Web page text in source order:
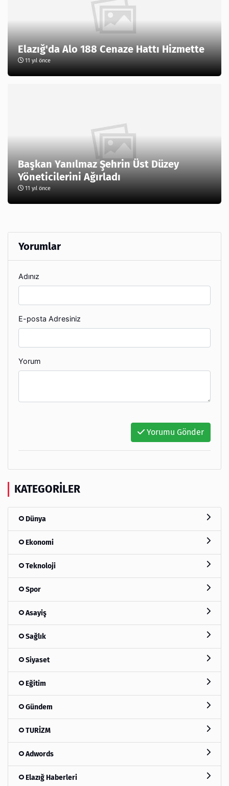
Elazığ'da Alo 188 Cenaze Hattı Hizmette
11 yıl önce
Başkan Yanılmaz Şehrin Üst Düzey
Yöneticilerini Ağırladı
11 yıl önce
Yorumlar
Adınız
E-posta Adresiniz
Yorum
Yorumu Gönder
KATEGORILER
Dünya
Ekonomi
Teknoloji
Spor
Asayiş
Sağlık
Siyaset
Eğitim
Gündem
TURİZM
Adwords
Elazığ Haberleri